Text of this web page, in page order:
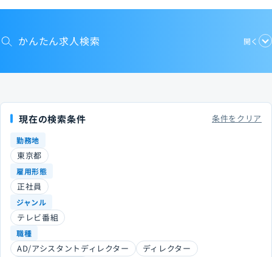
かんたん求人検索 開く
現在の検索条件 条件をクリア
勤務地
東京都
雇用形態
正社員
ジャンル
テレビ番組
職種
AD/アシスタントディレクター
ディレクター